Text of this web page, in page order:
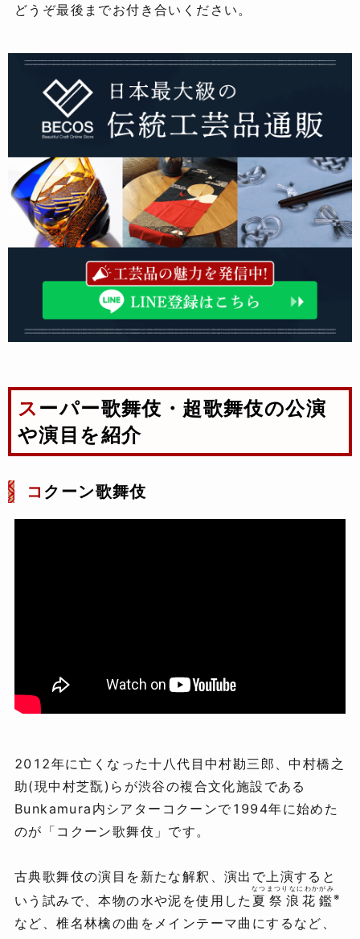
どうぞ最後までお付き合いください。
スーパー歌舞伎・超歌舞伎の公演
や演目を紹介
コ クーン歌舞伎
2012年に亡くなった十八代目中村勘三郎、中村橋之
助(現中村芝翫)らが渋谷の複合文化施設である
Bunkamura内シアターコクーンで1994年に始めた
のが「コクーン歌舞伎」です。
古典歌舞伎の演目を新たな解釈、演出で上演すると
いう試みで、本物の水や泥を使用した 夏祭浪花鑑
なつまつりなにわかがみ
※
など、椎名林檎の曲をメインテーマ曲にするなど、